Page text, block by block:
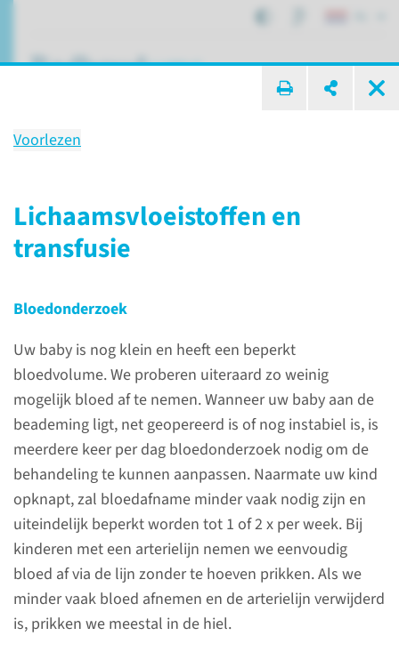
Voorlezen
Lichaamsvloeistoffen en
transfusie
Bloedonderzoek
Uw baby is nog klein en heeft een beperkt
bloedvolume. We proberen uiteraard zo weinig
mogelijk bloed af te nemen. Wanneer uw baby aan de
beademing ligt, net geopereerd is of nog instabiel is, is
meerdere keer per dag bloedonderzoek nodig om de
behandeling te kunnen aanpassen. Naarmate uw kind
opknapt, zal bloedafname minder vaak nodig zijn en
uiteindelijk beperkt worden tot 1 of 2 x per week. Bij
kinderen met een arterielijn nemen we eenvoudig
bloed af via de lijn zonder te hoeven prikken. Als we
minder vaak bloed afnemen en de arterielijn verwijderd
is, prikken we meestal in de hiel.
Opname op NICU f1c
Opname op de NICU f1c
Uw baby is opgenomen op de
NICU f1c. Uiteraard laten we u
altijd weten wat we gaan doen,
maar het is niet altijd mogelijk
om u vooraf uitgebreid te
informeren over de
onderzoeken en
behandelingen die
plaatsvinden. Met